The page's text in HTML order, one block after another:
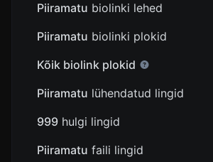
Piiramatu biolinki lehed
Piiramatu biolinki plokid
Kõik biolink plokid
Piiramatu lühendatud lingid
999 hulgi lingid
Piiramatu faili lingid